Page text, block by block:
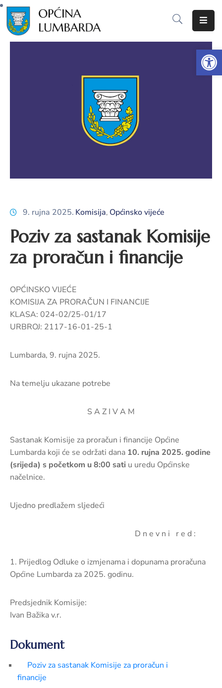
Početna
Javna
Javni
natječaji
novosti
Adresar
Kontakt
9. rujna 2025. Komisija‚ Općinsko vijeće
Poziv za sastanak Komisije
za proračun i financije
OPĆINSKO VIJEĆE
KOMISIJA ZA PRORAČUN I FINANCIJE
KLASA: 024-02/25-01/17
URBROJ: 2117-16-01-25-1
Lumbarda, 9. rujna 2025.
Na temelju ukazane potrebe
S A Z I V A M
Sastanak Komisije za proračun i financije Općine
Lumbarda koji će se održati dana 10. rujna 2025. godine
(srijeda) s početkom u 8:00 sati u uredu Općinske
načelnice.
Ujedno predlažem sljedeći
D n e v n i r e d :
1. Prijedlog Odluke o izmjenama i dopunama proračuna
Općine Lumbarda za 2025. godinu.
Predsjednik Komisije:
Ivan Bažika v.r.
Dokument
Poziv za sastanak Komisije za proračun i
financije